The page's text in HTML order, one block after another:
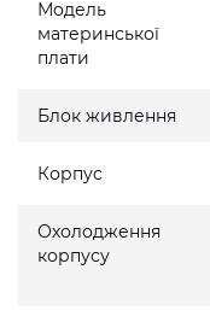
Модель
материнської
плати
Блок живлення
Корпус
Охолодження
корпусу